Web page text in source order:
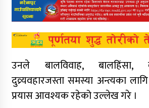
उनले बालविवाह, बालहिंसा,
दुव्र्यवहारजस्ता समस्या अन्त्यका
प्रयास आवश्यक रहेको उल्लेख गरे ।